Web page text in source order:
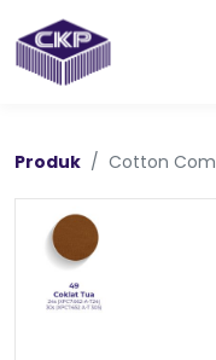
Produk Cotton